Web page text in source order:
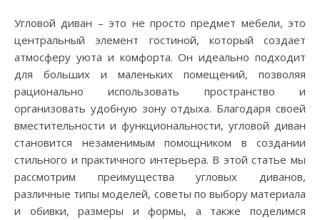
Угловой диван – это не просто предмет мебели, это
центральный элемент гостиной, который создает
атмосферу уюта и комфорта. Он идеально подходит
для больших и маленьких помещений, позволяя
рационально использовать пространство и
организовать удобную зону отдыха. Благодаря своей
вместительности и функциональности, угловой диван
становится незаменимым помощником в создании
стильного и практичного интерьера. В этой статье мы
рассмотрим преимущества угловых диванов,
различные типы моделей, советы по выбору материала
и обивки, размеры и формы, а также поделимся